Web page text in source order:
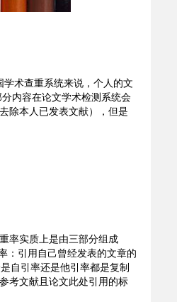
术查重系统来说，个人的文
内容在论文学术检测系统会
除本人已发表文献），但是
率实质上是由三部分组成
：引用自己曾经发表的文章的
自引率还是他引率都是复制
考文献且论文此处引用的标